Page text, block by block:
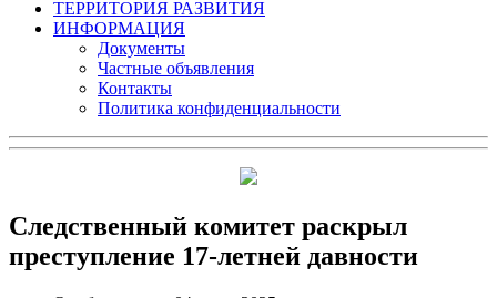
ТЕРРИТОРИЯ РАЗВИТИЯ
ИНФОРМАЦИЯ
Документы
Частные объявления
Контакты
Политика конфиденциальности
Следственный комитет раскрыл
преступление 17-летней давности